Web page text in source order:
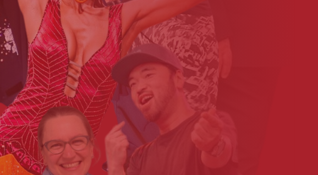
Claudia_Stueve-Pesch